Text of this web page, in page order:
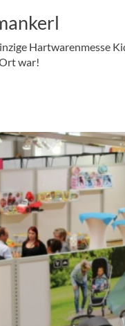
Hartwarenmesse
war!